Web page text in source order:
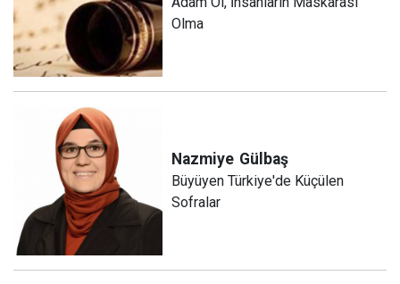
Olma
Nazmiye Gülbaş
Büyüyen Türkiye'de Küçülen
Sofralar